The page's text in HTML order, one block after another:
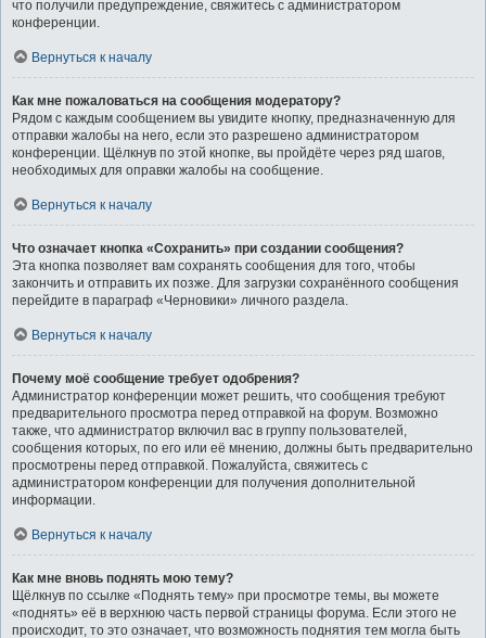
что получили предупреждение, свяжитесь с администратором
конференции.
Вернуться к началу
Как мне пожаловаться на сообщения модератору?
Рядом с каждым сообщением вы увидите кнопку, предназначенную для
отправки жалобы на него, если это разрешено администратором
конференции. Щёлкнув по этой кнопке, вы пройдёте через ряд шагов,
необходимых для оправки жалобы на сообщение.
Вернуться к началу
Что означает кнопка «Сохранить» при создании сообщения?
Эта кнопка позволяет вам сохранять сообщения для того, чтобы
закончить и отправить их позже. Для загрузки сохранённого сообщения
перейдите в параграф «Черновики» личного раздела.
Вернуться к началу
Почему моё сообщение требует одобрения?
Администратор конференции может решить, что сообщения требуют
предварительного просмотра перед отправкой на форум. Возможно
также, что администратор включил вас в группу пользователей,
сообщения которых, по его или её мнению, должны быть предварительно
просмотрены перед отправкой. Пожалуйста, свяжитесь с
администратором конференции для получения дополнительной
информации.
Вернуться к началу
Как мне вновь поднять мою тему?
Щёлкнув по ссылке «Поднять тему» при просмотре темы, вы можете
«поднять» её в верхнюю часть первой страницы форума. Если этого не
происходит, то это означает, что возможность поднятия тем могла быть